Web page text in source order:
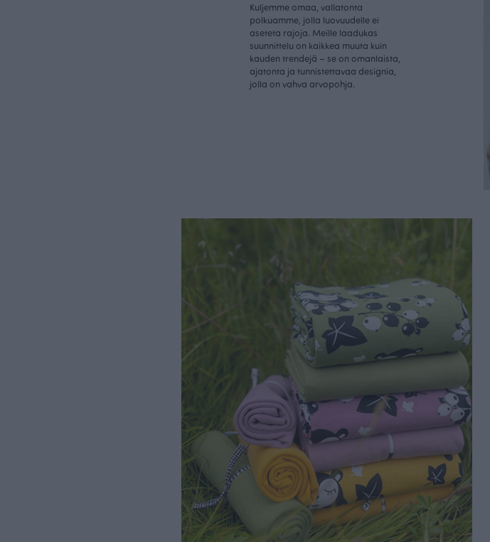
Kuljemme omaa, vallatonta
polkuamme, jolla luovuudelle ei
aseteta rajoja. Meille laadukas
suunnittelu on kaikkea muuta kuin
kauden trendejä – se on omanlaista,
ajatonta ja tunnistettavaa designia,
jolla on vahva arvopohja.